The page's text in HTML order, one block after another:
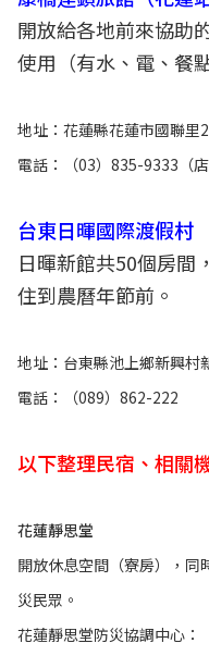
開放給各地前來協助
使用（有水、電、餐
地址：花蓮縣花蓮市國聯里
電話：（03）835-9333（店
台東日暉國際渡假村
日暉新館共50個房間
住到農曆年節前。
地址：台東縣池上鄉新興村
電話：（089）862-222
以下整理民宿、相關
花蓮靜思堂
開放休息空間（寮房），同
災民眾。
花蓮靜思堂防災協調中心：